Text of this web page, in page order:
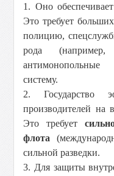
1. Оно
Это требует
полицию,
рода
систему.
2. Государство
производителей на
Это требует
флота
сильной разведки.
3. Для защиты